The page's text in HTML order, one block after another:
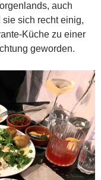
auch
sich recht einig,
Küche zu einer
geworden.